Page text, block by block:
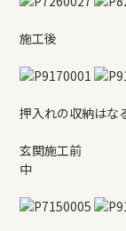
REFORM
COMPANY
施工後
押入れの収納はな
玄関
中